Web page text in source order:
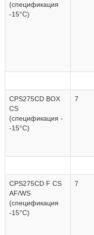
(спецификация
-15°C)
CPS275CD BOX
CS
(спецификация -
-15°C)
7
CPS275CD F CS
AF/WS
(спецификация
-15°C)
7